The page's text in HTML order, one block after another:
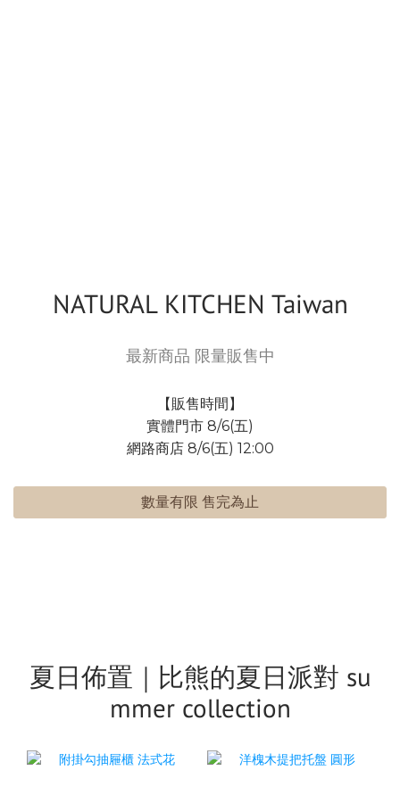
NATURAL KITCHEN Taiwan
最新商品 限量販售中
【販售時間】
實體門市 8/6(五)
網路商店 8/6(五) 12:00
數量有限 售完為止
夏日佈置｜比熊的夏日派對 su
mmer collection